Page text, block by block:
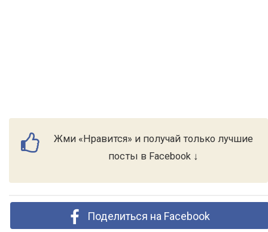
Жми «Нравится» и получай только лучшие
посты в Facebook ↓
Поделиться на Facebook